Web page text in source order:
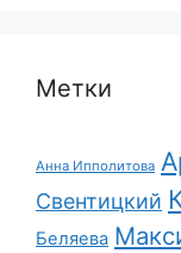
Метки
Анна Ипполитова
Свентицкий
Беляева